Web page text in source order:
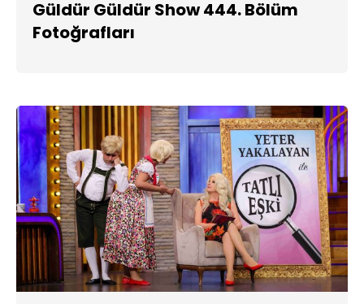
Güldür Güldür Show 444. Bölüm
Fotoğrafları